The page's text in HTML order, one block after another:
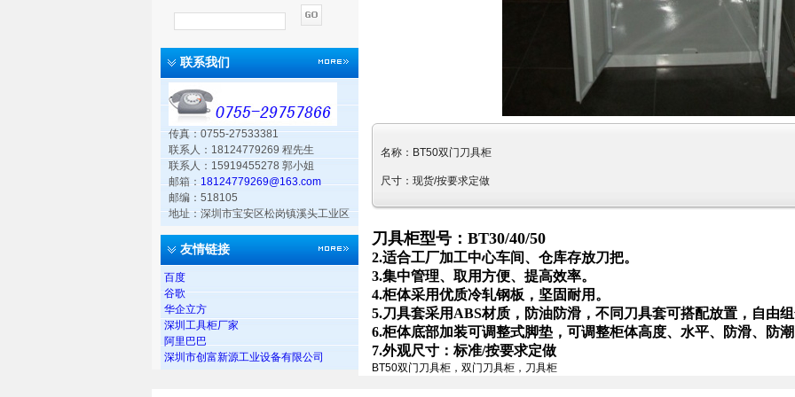
联系我们
传真：0755-27533381
联系人：18124779269 程先生
联系人：15919455278 郭小姐
邮箱：18124779269@163.com
邮编：518105
地址：深圳市宝安区松岗镇溪头工业区
友情链接
百度
谷歌
华企立方
深圳工具柜厂家
阿里巴巴
深圳市创富新源工业设备有限公司
名称： BT50双门刀具柜
尺寸：现货/按要求定做
刀具柜型号： BT30/40/50
2.适合工厂加工中心车间、仓库存放刀把。
3.集中管理、取用方便、提高效率。
4.柜体采用优质冷轧钢板，坚固耐用。
5.刀具套采用 ABS材质，防油防滑，不同刀具套可搭配放置，自由
6.柜体底部加装可调整式脚垫，可调整柜体高度、水平、防滑、防
7.外观尺寸：标准/按要求定做
BT50双门刀具柜，双门刀具柜，刀具柜